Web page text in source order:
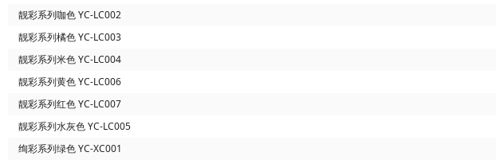
靓彩系列咖色 YC-LC002
靓彩系列橘色 YC-LC003
靓彩系列米色 YC-LC004
靓彩系列黄色 YC-LC006
靓彩系列红色 YC-LC007
靓彩系列水灰色 YC-LC005
绚彩系列绿色 YC-XC001